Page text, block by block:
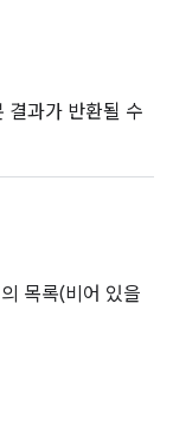
결과가 반환될 수
목록(비어 있을